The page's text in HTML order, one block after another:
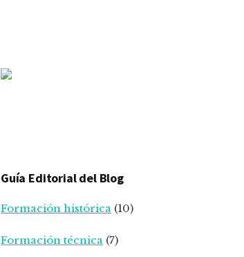
Guía Editorial del Blog
Formación histórica (10)
Formación técnica (7)